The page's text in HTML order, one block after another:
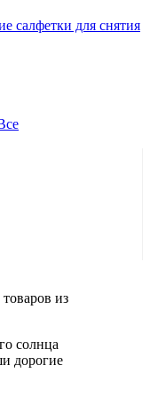
салфетки для снятия
из
солнца
дорогие